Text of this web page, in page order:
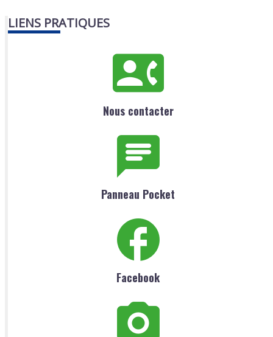
LIENS PRATIQUES
Nous contacter
Panneau Pocket
Facebook